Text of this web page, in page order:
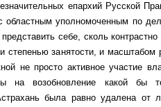
епархий Русской
областным уполномоченным по
себе, сколь
занятости, и масштабом
не просто активное участие
на возобновление какой бы
была равно удалена от